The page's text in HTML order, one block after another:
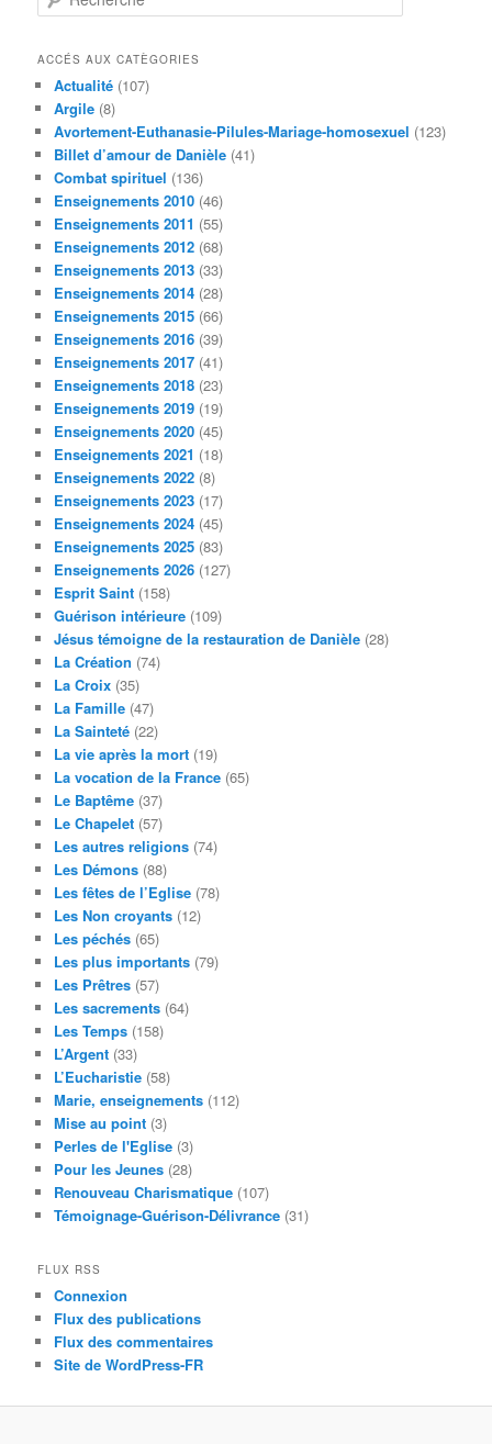
e
h
c
h
e
ACCÉS AUX CATÈGORIES
Actualité (107)
Argile (8)
Avortement-Euthanasie-Pilules-Mariage-homosexuel (123)
Billet d’amour de Danièle (41)
Combat spirituel (136)
Enseignements 2010 (46)
Enseignements 2011 (55)
Enseignements 2012 (68)
Enseignements 2013 (33)
Enseignements 2014 (28)
Enseignements 2015 (66)
Enseignements 2016 (39)
Enseignements 2017 (41)
Enseignements 2018 (23)
Enseignements 2019 (19)
Enseignements 2020 (45)
Enseignements 2021 (18)
Enseignements 2022 (8)
Enseignements 2023 (17)
Enseignements 2024 (45)
Enseignements 2025 (83)
Enseignements 2026 (127)
Esprit Saint (158)
Guérison intérieure (109)
Jésus témoigne de la restauration de Danièle (28)
La Création (74)
La Croix (35)
La Famille (47)
La Sainteté (22)
La vie après la mort (19)
La vocation de la France (65)
Le Baptême (37)
Le Chapelet (57)
Les autres religions (74)
Les Démons (88)
Les fêtes de l’Eglise (78)
Les Non croyants (12)
Les péchés (65)
Les plus importants (79)
Les Prêtres (57)
Les sacrements (64)
Les Temps (158)
L’Argent (33)
L’Eucharistie (58)
Marie, enseignements (112)
Mise au point (3)
Perles de l'Eglise (3)
Pour les Jeunes (28)
Renouveau Charismatique (107)
Témoignage-Guérison-Délivrance (31)
FLUX RSS
Connexion
Flux des publications
Flux des commentaires
Site de WordPress-FR